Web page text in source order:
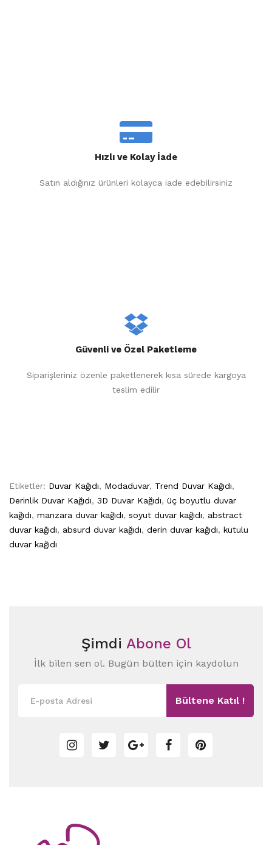
Hızlı ve Kolay İade
Satın aldığınız ürünleri kolayca iade edebilirsiniz
Güvenli ve Özel Paketleme
Siparişleriniz özenle paketlenerek kısa sürede kargoya
teslim edilir
Etiketler: Duvar Kağıdı, Modaduvar, Trend Duvar Kağıdı,
Derinlik Duvar Kağıdı, 3D Duvar Kağıdı, üç boyutlu duvar
kağıdı, manzara duvar kağıdı, soyut duvar kağıdı, abstract
duvar kağıdı, absurd duvar kağıdı, derin duvar kağıdı, kutulu
duvar kağıdı
Şimdi Abone Ol
İlk bilen sen ol. Bugün bülten için kaydolun
Bültene Katıl !